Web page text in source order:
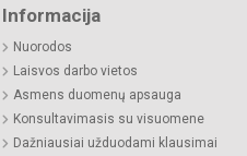
Informacija
Nuorodos
Laisvos darbo vietos
Asmens duomenų apsauga
Konsultavimasis su visuomene
Dažniausiai užduodami klausimai